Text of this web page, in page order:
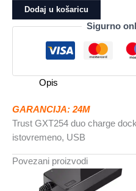
duo
charge
količina
Dodaj u košaricu
Sigurno
Opis
GARANCIJA: 24M
Trust GXT254 duo charge
istovremeno, USB
Povezani proizvodi